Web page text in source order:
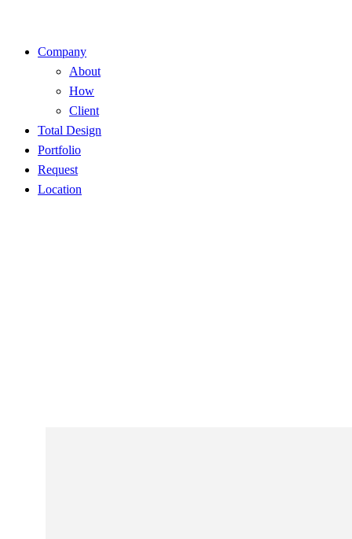
Company
About
How
Client
Total Design
Portfolio
Request
Location